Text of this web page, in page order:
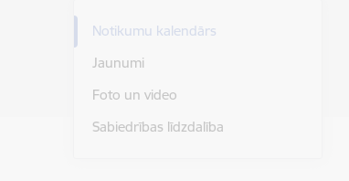
Notikumu kalendārs
Jaunumi
Foto un video
Sabiedrības līdzdalība